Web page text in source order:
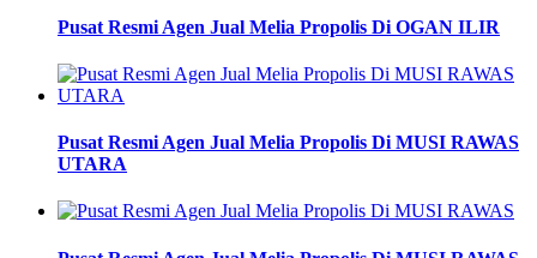
Pusat Resmi Agen Jual Melia Propolis Di OGAN ILIR
Pusat Resmi Agen Jual Melia Propolis Di MUSI RAWAS
UTARA